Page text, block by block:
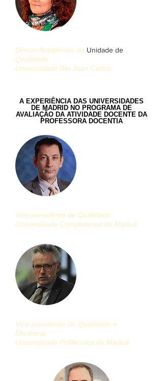
Diretor Acadêmico da Unidade de
Qualidade
Universidade Rei Juan Carlos
A EXPERIÊNCIA DAS UNIVERSIDADES
DE MADRID NO PROGRAMA DE
AVALIAÇÃO DA ATIVIDADE DOCENTE DA
PROFESSORA DOCENTIA
Vice-presidente de Qualidade
Universidade Complutense de Madrid
Vice-presidente de Qualidade e
Eficiência
Universidade Politécnica de Madrid